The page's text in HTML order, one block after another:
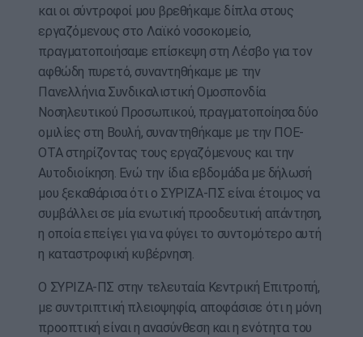
και οι σύντροφοί μου βρεθήκαμε δίπλα στους
εργαζόμενους στο Λαϊκό νοσοκομείο,
πραγματοποιήσαμε επίσκεψη στη Λέσβο για τον
αφθώδη πυρετό, συναντηθήκαμε με την
Πανελλήνια Συνδικαλιστική Ομοσπονδία
Νοσηλευτικού Προσωπικού, πραγματοποίησα δύο
ομιλίες στη Βουλή, συναντηθήκαμε με την ΠΟΕ-
ΟΤΑ στηρίζοντας τους εργαζόμενους και την
Αυτοδιοίκηση. Ενώ την ίδια εβδομάδα με δήλωσή
μου ξεκαθάρισα ότι ο ΣΥΡΙΖΑ-ΠΣ είναι έτοιμος να
συμβάλλει σε μία ενωτική προοδευτική απάντηση,
η οποία επείγει για να φύγει το συντομότερο αυτή
η καταστροφική κυβέρνηση.
Ο ΣΥΡΙΖΑ-ΠΣ στην τελευταία Κεντρική Επιτροπή,
με συντριπτική πλειοψηφία, αποφάσισε ότι η μόνη
προοπτική είναι η ανασύνθεση και η ενότητα του